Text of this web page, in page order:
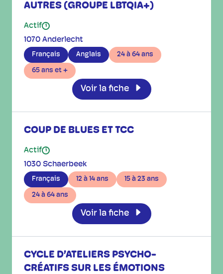
AUTRES (GROUPE LBTQIA+)
Actif i
1070 Anderlecht
Français Anglais 24 à 64 ans
65 ans et +
Voir la fiche
COUP DE BLUES ET TCC
Actif i
1030 Schaerbeek
Français 12 à 14 ans 15 à 23 ans
24 à 64 ans
Voir la fiche
CYCLE D’ATELIERS PSYCHO-
CRÉATIFS SUR LES ÉMOTIONS